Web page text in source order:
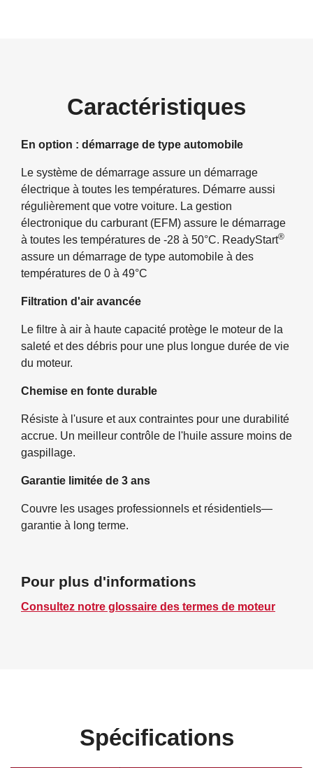
Caractéristiques
En option : démarrage de type automobile
Le système de démarrage assure un démarrage
électrique à toutes les températures. Démarre aussi
régulièrement que votre voiture. La gestion
électronique du carburant (EFM) assure le démarrage
à toutes les températures de -28 à 50°C. ReadyStart®
assure un démarrage de type automobile à des
températures de 0 à 49°C
Filtration d'air avancée
Le filtre à air à haute capacité protège le moteur de la
saleté et des débris pour une plus longue durée de vie
du moteur.
Chemise en fonte durable
Résiste à l'usure et aux contraintes pour une durabilité
accrue. Un meilleur contrôle de l'huile assure moins de
gaspillage.
Garantie limitée de 3 ans
Couvre les usages professionnels et résidentiels—
garantie à long terme.
Pour plus d'informations
Consultez notre glossaire des termes de moteur
Spécifications